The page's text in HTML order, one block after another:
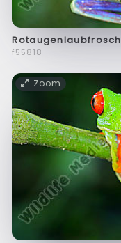
Rotaugenlaubfrosch
f55818
Zoom